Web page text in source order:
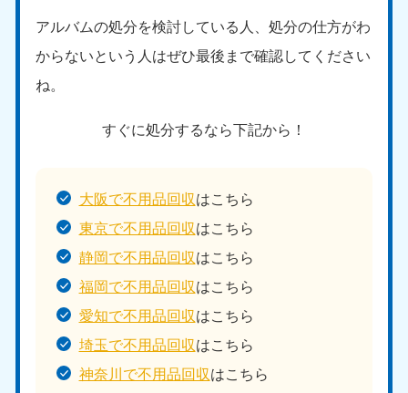
アルバムの処分を検討している人、処分の仕方がわ
からないという人はぜひ最後まで確認してください
ね。
すぐに処分するなら下記から！
大阪で不用品回収はこちら
東京で不用品回収はこちら
静岡で不用品回収はこちら
福岡で不用品回収はこちら
愛知で不用品回収はこちら
埼玉で不用品回収はこちら
神奈川で不用品回収はこちら